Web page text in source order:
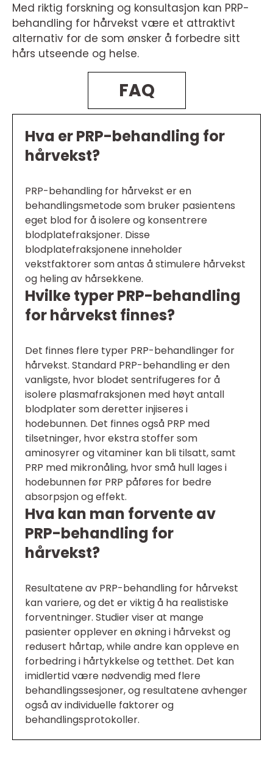
Med riktig forskning og konsultasjon kan PRP-
behandling for hårvekst være et attraktivt
alternativ for de som ønsker å forbedre sitt
hårs utseende og helse.
FAQ
Hva er PRP-behandling for
hårvekst?
PRP-behandling for hårvekst er en
behandlingsmetode som bruker pasientens
eget blod for å isolere og konsentrere
blodplatefraksjoner. Disse
blodplatefraksjonene inneholder
vekstfaktorer som antas å stimulere hårvekst
og heling av hårsekkene.
Hvilke typer PRP-behandling
for hårvekst finnes?
Det finnes flere typer PRP-behandlinger for
hårvekst. Standard PRP-behandling er den
vanligste, hvor blodet sentrifugeres for å
isolere plasmafraksjonen med høyt antall
blodplater som deretter injiseres i
hodebunnen. Det finnes også PRP med
tilsetninger, hvor ekstra stoffer som
aminosyrer og vitaminer kan bli tilsatt, samt
PRP med mikronåling, hvor små hull lages i
hodebunnen før PRP påføres for bedre
absorpsjon og effekt.
Hva kan man forvente av
PRP-behandling for
hårvekst?
Resultatene av PRP-behandling for hårvekst
kan variere, og det er viktig å ha realistiske
forventninger. Studier viser at mange
pasienter opplever en økning i hårvekst og
redusert hårtap, while andre kan oppleve en
forbedring i hårtykkelse og tetthet. Det kan
imidlertid være nødvendig med flere
behandlingssesjoner, og resultatene avhenger
også av individuelle faktorer og
behandlingsprotokoller.